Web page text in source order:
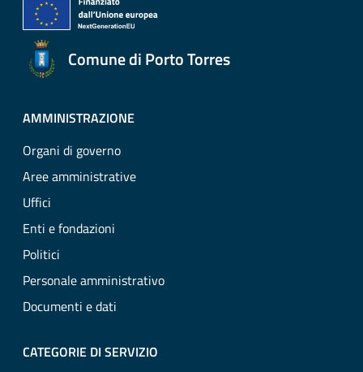
Comune di Porto Torres
AMMINISTRAZIONE
Organi di governo
Aree amministrative
Uffici
Enti e fondazioni
Politici
Personale amministrativo
Documenti e dati
CATEGORIE DI SERVIZIO